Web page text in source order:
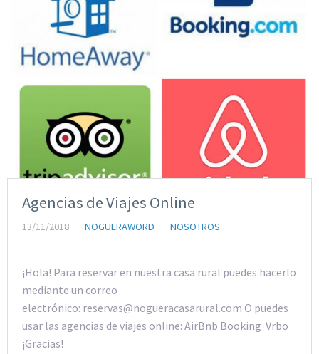
Agencias de Viajes Online
13/11/2018 NOGUERAWORD NOSOTROS
¡Hola! Para reservar en nuestra casa rural puedes hacerlo
mediante un correo
electrónico: reservas@nogueracasarural.com O puedes
usar las agencias de viajes online: AirBnb Booking Vrbo
¡Gracias!